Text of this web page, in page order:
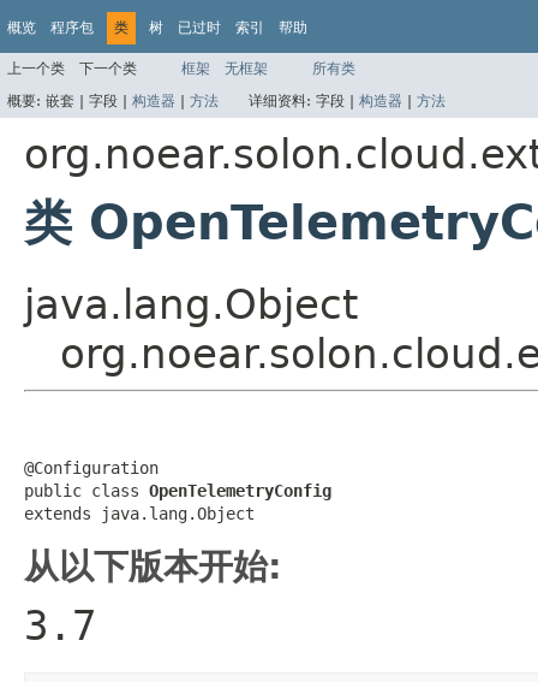
概览 程序包 类 树 已过时 索引 帮助
上一个类 下一个类 框架 无框架
所有类
概要: 嵌套 | 字段 | 构造器 | 方法 详细资料: 字段 | 构造器 | 方法
类
java.lang.Object
@Configuration
public class OpenTelemetryConfig
extends java.lang.Object
从以下版本开始:
3.7